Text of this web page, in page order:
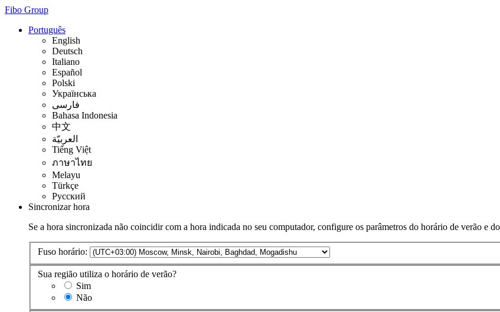
Fibo Group
Português
English
Deutsch
Italiano
Español
Polski
Українська
فارسی
Bahasa Indonesia
中文
العربيّة
Tiếng Việt
ภาษาไทย
Melayu
Türkçe
Русский
Sincronizar hora
Se a hora sincronizada não coincidir com a hora indicada no seu computador, configure os parâmetros do horário de verão e
Fuso horário:
Sua região utiliza o horário de verão?
Sim
Não